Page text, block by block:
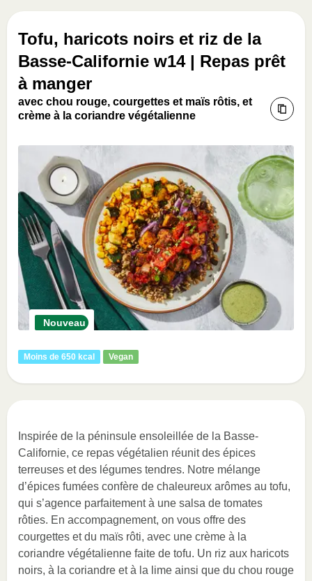
Tofu, haricots noirs et riz de la
Basse-Californie w14 | Repas prêt
à manger
avec chou rouge, courgettes et maïs rôtis, et
crème à la coriandre végétalienne
Nouveau
Moins de 650 kcal Vegan
Inspirée de la péninsule ensoleillée de la Basse-
Californie, ce repas végétalien réunit des épices
terreuses et des légumes tendres. Notre mélange
d’épices fumées confère de chaleureux arômes au tofu,
qui s’agence parfaitement à une salsa de tomates
rôties. En accompagnement, on vous offre des
courgettes et du maïs rôti, avec une crème à la
coriandre végétalienne faite de tofu. Un riz aux haricots
noirs, à la coriandre et à la lime ainsi que du chou rouge